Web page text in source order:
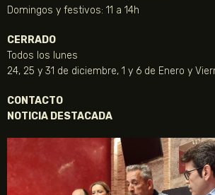
Domingos y festivos: 11 a 14h
CERRADO
Todos los lunes
24, 25 y 31 de diciembre, 1 y 6 de Enero y
CONTACTO
NOTICIA DESTACADA